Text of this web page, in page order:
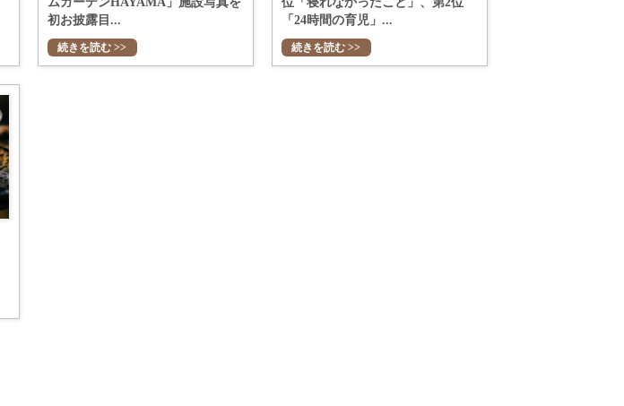
初お披露目...
続きを読む >>
「24時間の育児」...
続きを読む >>